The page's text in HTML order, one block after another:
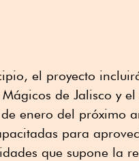
el proyecto
Mágicos de Jalisco y
enero del próximo
para
que supone la